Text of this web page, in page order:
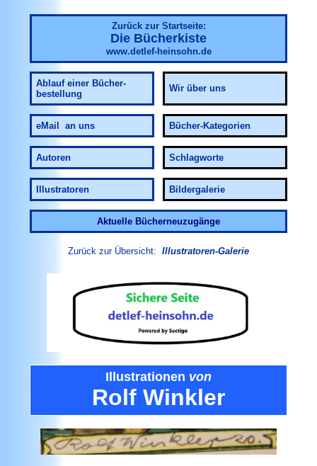
Zurück zur Startseite:
Die Bücherkiste
www.detlef-heinsohn.de
Ablauf einer Bücher-
bestellung
Wir über uns
eMail an uns Bücher-Kategorien
Autoren Schlagworte
Illustratoren Bildergalerie
Aktuelle Bücherneuzugänge
Zurück zur Übersicht: Illustratoren-Galerie
Illustrationen von
Rolf Winkler